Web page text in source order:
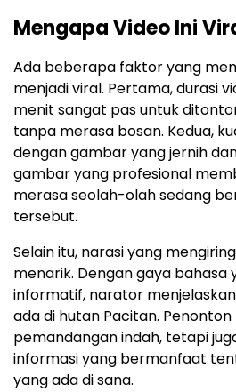
Mengapa Video Ini
Ada beberapa faktor yang
menjadi viral. Pertama, durasi
menit sangat pas untuk
tanpa merasa bosan. Kedua,
dengan gambar yang jernih
gambar yang profesional
merasa seolah-olah sedang
tersebut.
Selain itu, narasi yang
menarik. Dengan gaya bahasa
informatif, narator
ada di hutan Pacitan.
pemandangan indah, tetapi
informasi yang bermanfaat
yang ada di sana.